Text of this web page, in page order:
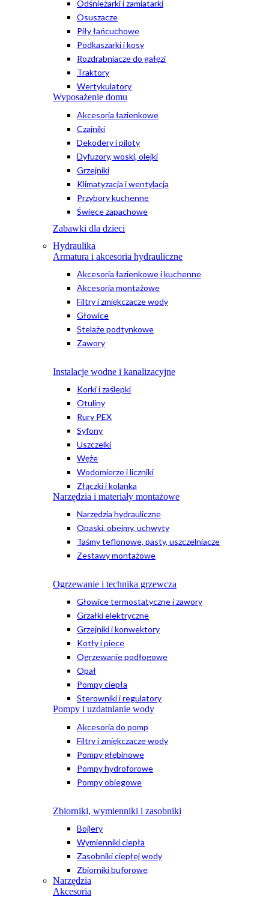
Odśnieżarki i zamiatarki
Osuszacze
Piły łańcuchowe
Podkaszarki i kosy
Rozdrabniacze do gałęzi
Traktory
Wertykulatory
Wyposażenie domu
Akcesoria łazienkowe
Czajniki
Dekodery i piloty
Dyfuzory, woski, olejki
Grzejniki
Klimatyzacja i wentylacja
Przybory kuchenne
Świece zapachowe
Zabawki dla dzieci
Hydraulika
Armatura i akcesoria hydrauliczne
Akcesoria łazienkowe i kuchenne
Akcesoria montażowe
Filtry i zmiękczacze wody
Głowice
Stelaże podtynkowe
Zawory
Instalacje wodne i kanalizacyjne
Korki i zaślepki
Otuliny
Rury PEX
Syfony
Uszczelki
Węże
Wodomierze i liczniki
Złączki i kolanka
Narzędzia i materiały montażowe
Narzędzia hydrauliczne
Opaski, obejmy, uchwyty
Taśmy teflonowe, pasty, uszczelniacze
Zestawy montażowe
Ogrzewanie i technika grzewcza
Głowice termostatyczne i zawory
Grzałki elektryczne
Grzejniki i konwektory
Kotły i piece
Ogrzewanie podłogowe
Opał
Pompy ciepła
Sterowniki i regulatory
Pompy i uzdatnianie wody
Akcesoria do pomp
Filtry i zmiękczacze wody
Pompy głębinowe
Pompy hydroforowe
Pompy obiegowe
Zbiorniki, wymienniki i zasobniki
Bojlery
Wymienniki ciepła
Zasobniki ciepłej wody
Zbiorniki buforowe
Narzędzia
Akcesoria